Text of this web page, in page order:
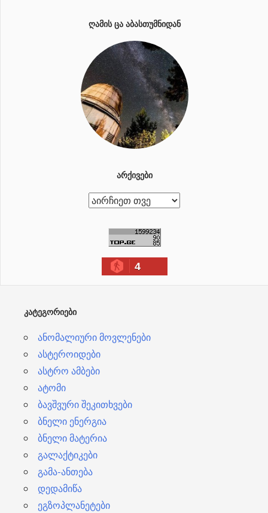
ᲦᲐᲛᲘᲡ ᲪᲐ ᲐᲑᲐᲡᲗᲣᲛᲜᲘᲓᲐᲜ
ᲐᲠᲥᲘᲕᲔᲑᲘ
ა
4
ᲙᲐᲢᲔᲒᲝᲠᲘᲔᲑᲘ
ანომალიური მოვლენები
ასტეროიდები
ასტრო ამბები
ატომი
ბავშვური შეკითხვები
ბნელი ენერგია
ბნელი მატერია
გალაქტიკები
გამა-ანთება
დედამიწა
ეგზოპლანეტები